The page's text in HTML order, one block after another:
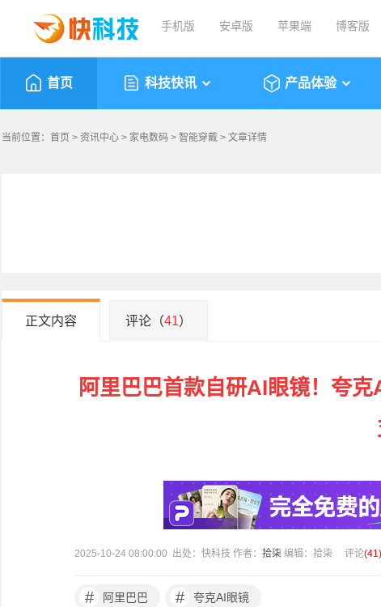
手机版 安卓版 苹果端 博客版
首页 科技快讯 产品体验
当前位置： 首页 > 资讯中心 > 家电数码 > 智能穿戴 > 文章详情
正文内容 评论（41）
阿里巴巴首款自研AI眼镜！夸
2025-10-24 08:00:00 出处：快科技 作者： 拾柒 编辑：拾柒 评论(41)
# 阿里巴巴 # 夸克AI眼镜